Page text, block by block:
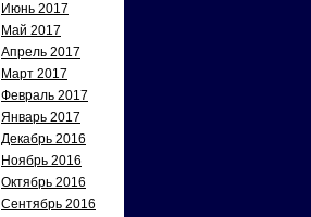
Июнь 2017
Май 2017
Апрель 2017
Март 2017
Февраль 2017
Январь 2017
Декабрь 2016
Ноябрь 2016
Октябрь 2016
Сентябрь 2016